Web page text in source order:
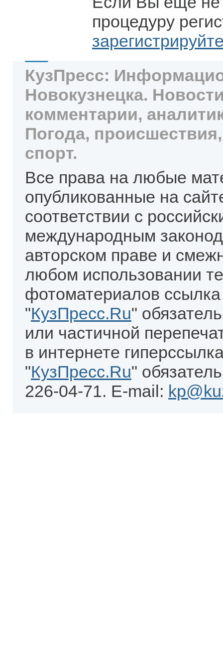
процедуру
КузПресс:
Новокузнецка.
комментарии,
Погода,
спорт.
Все права на любые
опубликованные на
соответствии с
международным
авторском праве и
любом использовании
фотоматериалов
"КузПресс.Ru"
или частичной
в интернете
"КузПресс.Ru"
226-04-71. E-mail: